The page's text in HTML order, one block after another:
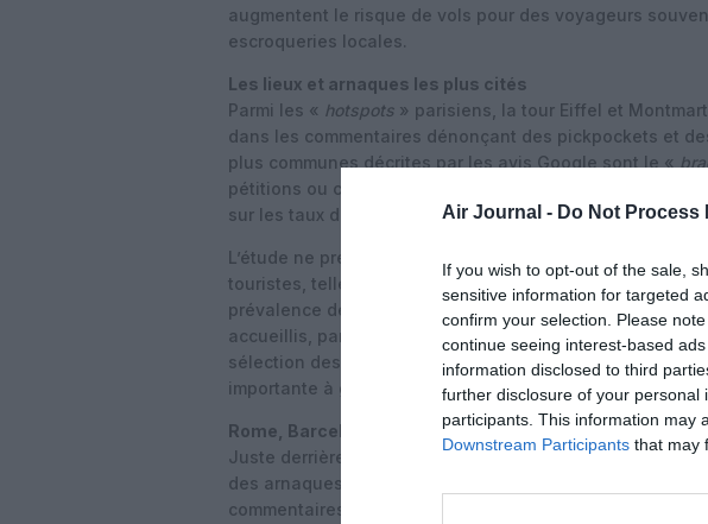
Air Journal - Do Not Process
If you wish to opt-out of the sale,
sensitive information for targeted
confirm your selection. Please
continue seeing interest-based
information disclosed to third
further disclosure of your personal
participants. This information may
Downstream Participants that may
augmentent le risque de vols pour des voyageurs
escroqueries locales.
Les lieux et arnaques les plus cités
Parmi les « hotspots » parisiens, la tour Eiffel et
dans les commentaires dénonçant des pickpockets et
plus communes décrites par les avis Google sont le «
pétitions ou collectes caritatives, les faux taxis, les
sur les taux de change.
L’étude ne prétend pas mesurer le nombre réel de vols,
touristes, telle qu’elle s’exprime dans les commentaires
prévalence des mentions de vols est à mettre en regard
accueillis, particulièrement élevé à Paris. Radical
sélection des avis se limite aux commentaires en
importante à garder à l’esprit.
Rome, Barcelone et les autres villes à risque
Juste derrière Paris, Rome est la deuxième ville la plus
des arnaques dans les avis analysés. La capitale
commentaires liés au vol, stimulés par un centre